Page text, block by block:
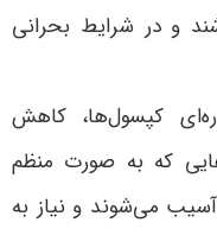
و در شرایط بحرانی
کپسول‌ها، کاهش
که به صورت منظم
می‌شوند و نیاز به